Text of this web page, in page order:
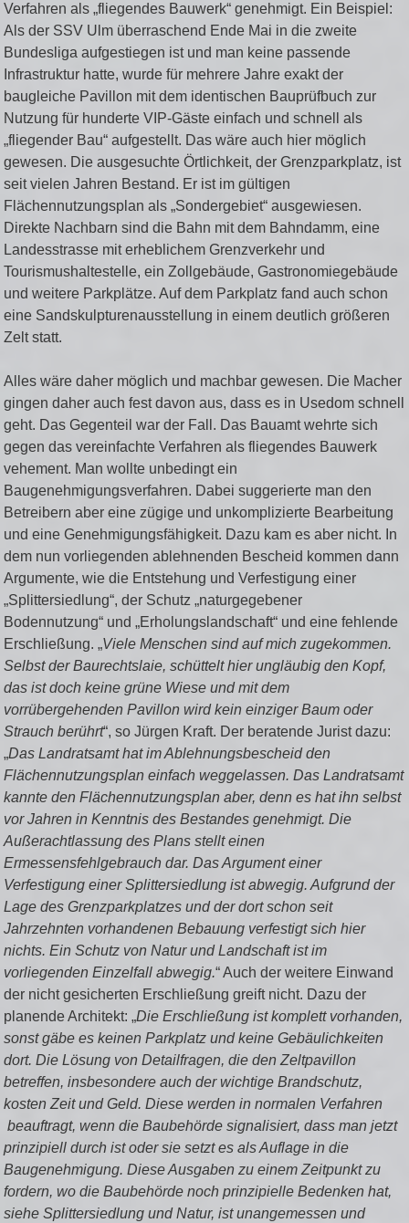
Verfahren als „fliegendes Bauwerk“ genehmigt. Ein Beispiel:
Als der SSV Ulm überraschend Ende Mai in die zweite
Bundesliga aufgestiegen ist und man keine passende
Infrastruktur hatte, wurde für mehrere Jahre exakt der
baugleiche Pavillon mit dem identischen Bauprüfbuch zur
Nutzung für hunderte VIP-Gäste einfach und schnell als
„fliegender Bau“ aufgestellt. Das wäre auch hier möglich
gewesen. Die ausgesuchte Örtlichkeit, der Grenzparkplatz, ist
seit vielen Jahren Bestand. Er ist im gültigen
Flächennutzungsplan als „Sondergebiet“ ausgewiesen.
Direkte Nachbarn sind die Bahn mit dem Bahndamm, eine
Landesstrasse mit erheblichem Grenzverkehr und
Tourismushaltestelle, ein Zollgebäude, Gastronomiegebäude
und weitere Parkplätze. Auf dem Parkplatz fand auch schon
eine Sandskulpturenausstellung in einem deutlich größeren
Zelt statt.
Alles wäre daher möglich und machbar gewesen. Die Macher
gingen daher auch fest davon aus, dass es in Usedom schnell
geht. Das Gegenteil war der Fall. Das Bauamt wehrte sich
gegen das vereinfachte Verfahren als fliegendes Bauwerk
vehement. Man wollte unbedingt ein
Baugenehmigungsverfahren. Dabei suggerierte man den
Betreibern aber eine zügige und unkomplizierte Bearbeitung
und eine Genehmigungsfähigkeit. Dazu kam es aber nicht. In
dem nun vorliegenden ablehnenden Bescheid kommen dann
Argumente, wie die Entstehung und Verfestigung einer
„Splittersiedlung“, der Schutz „naturgegebener
Bodennutzung“ und „Erholungslandschaft“ und eine fehlende
Erschließung. „Viele Menschen sind auf mich zugekommen.
Selbst der Baurechtslaie, schüttelt hier ungläubig den Kopf,
das ist doch keine grüne Wiese und mit dem
vorrübergehenden Pavillon wird kein einziger Baum oder
Strauch berührt“, so Jürgen Kraft. Der beratende Jurist dazu:
„Das Landratsamt hat im Ablehnungsbescheid den
Flächennutzungsplan einfach weggelassen. Das Landratsamt
kannte den Flächennutzungsplan aber, denn es hat ihn selbst
vor Jahren in Kenntnis des Bestandes genehmigt. Die
Außerachtlassung des Plans stellt einen
Ermessensfehlgebrauch dar. Das Argument einer
Verfestigung einer Splittersiedlung ist abwegig. Aufgrund der
Lage des Grenzparkplatzes und der dort schon seit
Jahrzehnten vorhandenen Bebauung verfestigt sich hier
nichts. Ein Schutz von Natur und Landschaft ist im
vorliegenden Einzelfall abwegig.“ Auch der weitere Einwand
der nicht gesicherten Erschließung greift nicht. Dazu der
planende Architekt: „Die Erschließung ist komplett vorhanden,
sonst gäbe es keinen Parkplatz und keine Gebäulichkeiten
dort. Die Lösung von Detailfragen, die den Zeltpavillon
betreffen, insbesondere auch der wichtige Brandschutz,
kosten Zeit und Geld. Diese werden in normalen Verfahren
beauftragt, wenn die Baubehörde signalisiert, dass man jetzt
prinzipiell durch ist oder sie setzt es als Auflage in die
Baugenehmigung. Diese Ausgaben zu einem Zeitpunkt zu
fordern, wo die Baubehörde noch prinzipielle Bedenken hat,
siehe Splittersiedlung und Natur, ist unangemessen und